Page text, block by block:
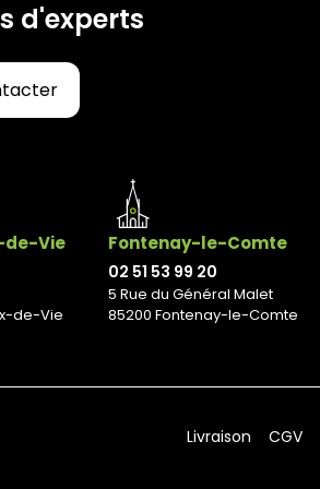
d'experts
Vie
de-Vie
Fontenay-le-Comte
02 51 53 99 20
5 Rue du Général Malet
85200 Fontenay-le-Comte
Livraison CGV